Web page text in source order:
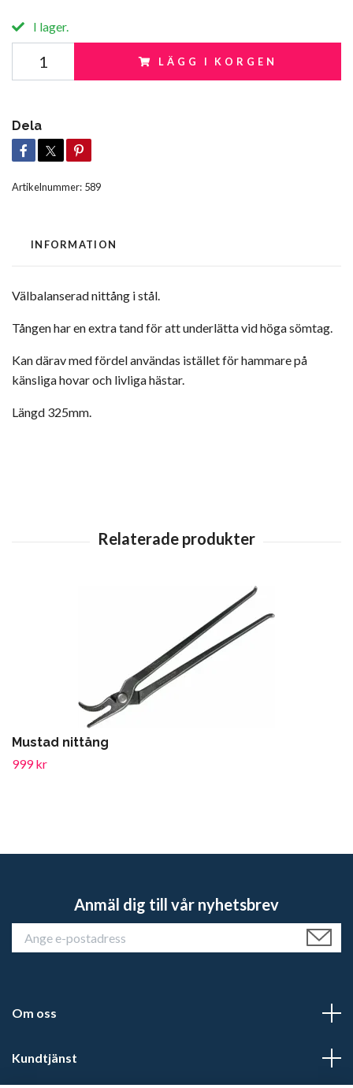
I lager.
LÄGG I KORGEN
Dela
Artikelnummer: 589
INFORMATION
Välbalanserad nittång i stål.
Tången har en extra tand för att underlätta vid höga sömtag.
Kan därav med fördel användas istället för hammare på
känsliga hovar och livliga hästar.
Längd 325mm.
Mustad nittång
999 kr
Anmäl dig till vår nyhetsbrev
Om oss
Kundtjänst